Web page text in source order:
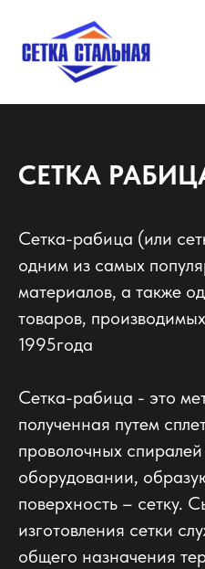
СЕТКА
Сетка-рабица (или
одним из самых
материалов, а также
товаров,
1995года
Сетка-рабица - это
полученная путем
проволочных
оборудовании,
поверхность – сетку.
изготовления сетки
общего назначения